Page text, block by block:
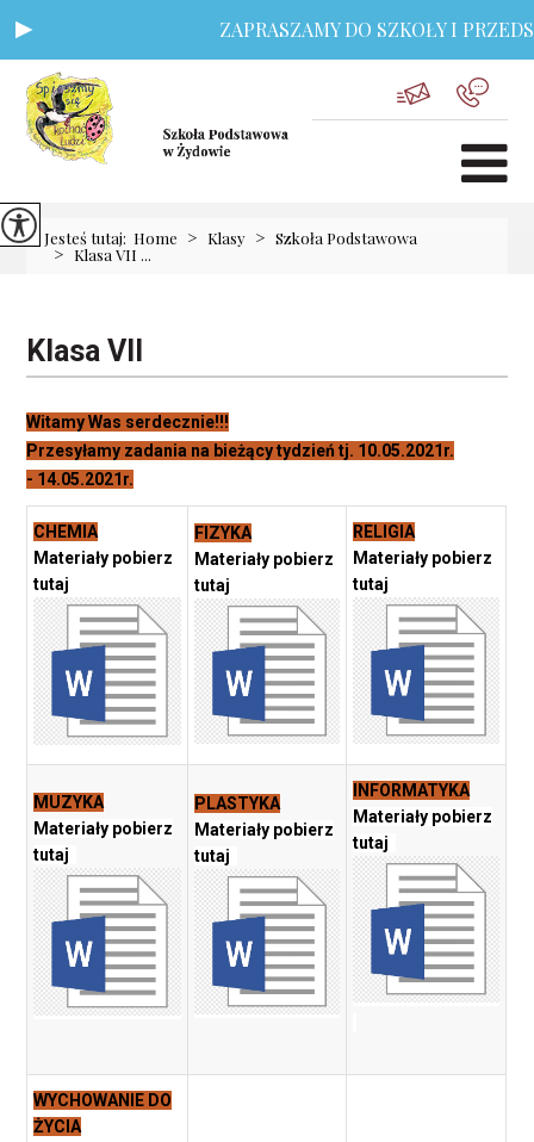
ZAPRASZAMY DO SZKOŁY I
Jesteś tutaj: Home > Klasy > Szkoła Podstawowa
> Klasa VII ...
Klasa VII
Witamy Was serdecznie!!!
Przesyłamy zadania na bieżący tydzień tj. 10.05.2021r.
- 14.05.2021r.
CHEMIA
Materiały pobierz
tutaj
FIZYKA
Materiały pobierz
tutaj
RELIGIA
Materiały pobierz
tutaj
MUZYKA
Materiały pobierz
tutaj
PLASTYKA
Materiały pobierz
tutaj
INFORMATYKA
Materiały pobierz
tutaj
WYCHOWANIE DO
ŻYCIA